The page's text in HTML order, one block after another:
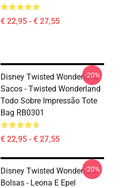
€ 22,95 - € 27,55
Disney Twisted Wonderland
Sacos - Twisted Wonderland
Todo Sobre Impressão Tote
Bag RB0301
€ 22,95 - € 27,55
-20%
Disney Twisted Wonderland
Bolsas - Leona E Epel
-20%